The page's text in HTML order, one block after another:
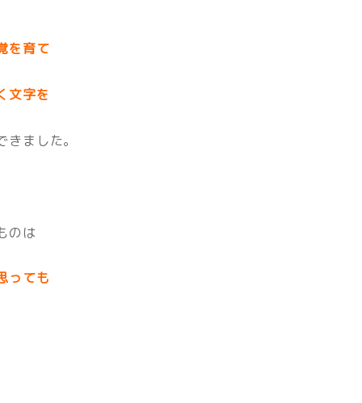
を育て
文字を
きました。
のは
っても